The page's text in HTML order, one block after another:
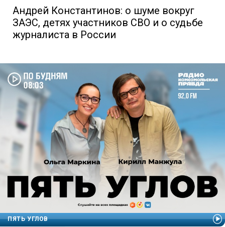
Андрей Константинов: о шуме вокруг
ЗАЭС, детях участников СВО и о судьбе
журналиста в России
ПЯТЬ УГЛОВ